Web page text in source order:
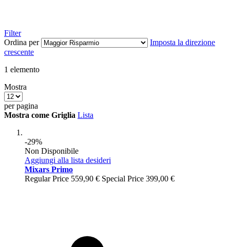
Filter
Ordina per
Imposta la direzione
crescente
1 elemento
Mostra
per pagina
Mostra come Griglia Lista
-29%
Non Disponibile
Aggiungi alla lista desideri
Mixars Primo
Regular Price 559,90 € Special Price 399,00 €